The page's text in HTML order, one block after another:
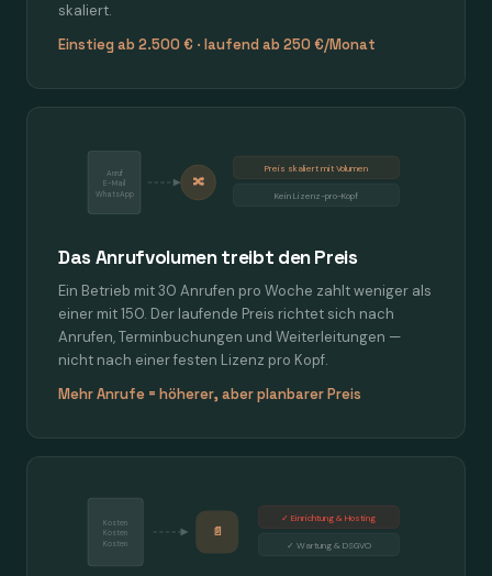
skaliert.
Einstieg ab 2.500 € · laufend ab 250 €/Monat
Anruf
E-Mail
WhatsApp
🔀
Preis skaliert mit Volumen
Kein Lizenz-pro-Kopf
Das Anrufvolumen treibt den Preis
Ein Betrieb mit 30 Anrufen pro Woche zahlt weniger als
einer mit 150. Der laufende Preis richtet sich nach
Anrufen, Terminbuchungen und Weiterleitungen —
nicht nach einer festen Lizenz pro Kopf.
Mehr Anrufe = höherer, aber planbarer Preis
Kosten
Kosten
Kosten
📄
✓ Einrichtung & Hosting
✓ Wartung & DSGVO